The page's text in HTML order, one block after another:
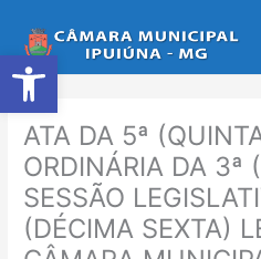
Abrir a barra de ferramentas
para
o
conteúdo
ATA DA 5ª
ORDINÁRIA DA 3ª
SESSÃO
(DÉCIMA SEXTA)